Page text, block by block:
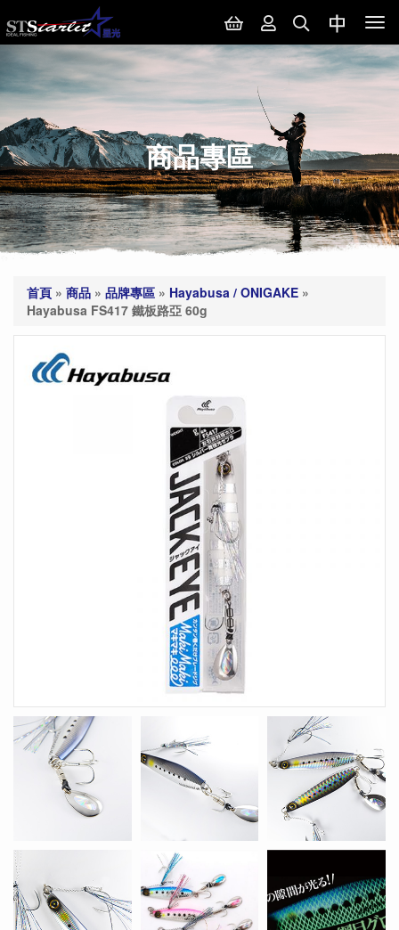
商品專區
首頁 » 商品 » 品牌專區 » Hayabusa / ONIGAKE »
Hayabusa FS417 鐵板路亞 60g